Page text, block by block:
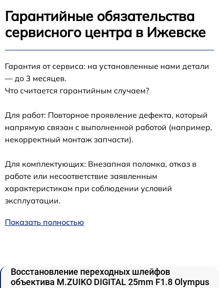
Гарантийные обязательства
сервисного центра в Ижевске
Гарантия от сервиса: на установленные нами детали
— до 3 месяцев.
Что считается гарантийным случаем?
Для работ: Повторное проявление дефекта, который
напрямую связан с выполненной работой (например,
некорректный монтаж запчасти).
Для комплектующих: Внезапная поломка, отказ в
работе или несоответствие заявленным
характеристикам при соблюдении условий
эксплуатации.
Показать полностью
Восстановление переходных шлейфов
объектива M.ZUIKO DIGITAL 25mm F1.8 Olympus